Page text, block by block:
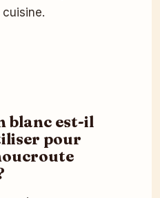
blanc est-il
pour